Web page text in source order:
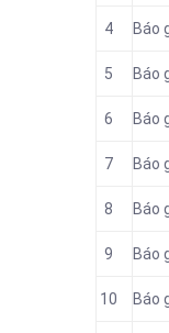
4 Báo
5 Báo
6 Báo
7 Báo
8 Báo
9 Báo
10 Báo